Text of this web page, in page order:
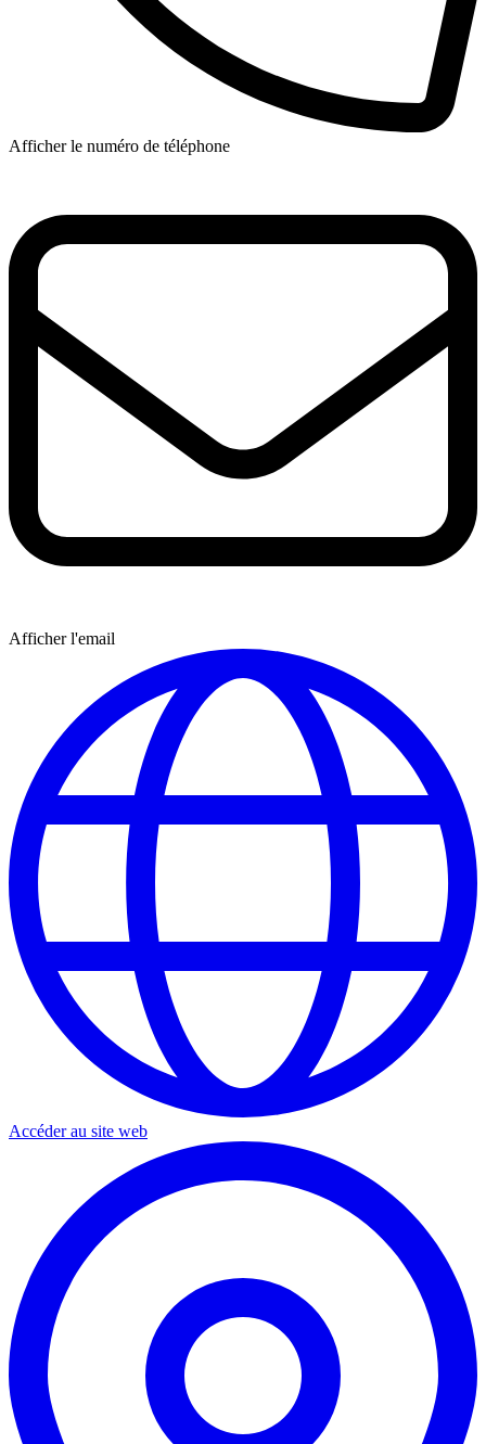
Afficher le numéro de téléphone
Afficher l'email
Accéder au site web